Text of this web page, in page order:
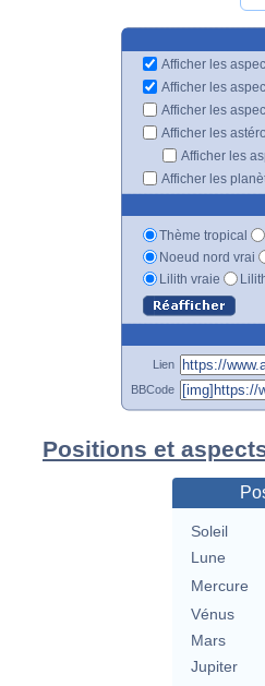
Afficher les
Afficher les
Afficher les
Afficher les
Afficher les
Afficher les
Thème tropical
Noeud nord vrai
Lilith vraie
Lien
BBCode
Positions et
Soleil
Lune
Mercure
Vénus
Mars
Jupiter